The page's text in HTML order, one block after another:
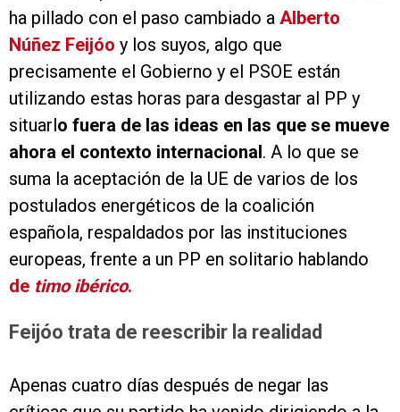
ha pillado con el paso cambiado a Alberto
Núñez Feijóo y los suyos, algo que
precisamente el Gobierno y el PSOE están
utilizando estas horas para desgastar al PP y
situarlo fuera de las ideas en las que se mueve
ahora el contexto internacional. A lo que se
suma la aceptación de la UE de varios de los
postulados energéticos de la coalición
española, respaldados por las instituciones
europeas, frente a un PP en solitario hablando
de timo ibérico.
Feijóo trata de reescribir la realidad
Apenas cuatro días después de negar las